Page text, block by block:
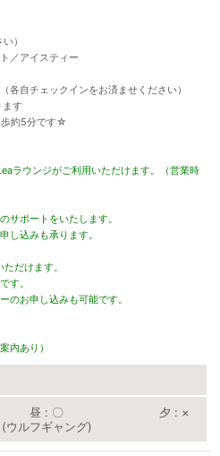
）
／アイスティー
各自チェックインをお済ませください）
ます
約5分です☆
ラウンジがご利用いただけます。（営業時
サポートをいたします。
し込みも承ります。
だけます。
す。
のお申し込みも可能です。
内あり）
昼
〇
(ウルフギャング)
夕 ×